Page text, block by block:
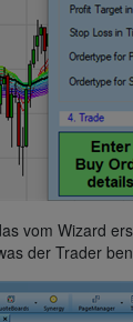
vom Wizard
der Trader